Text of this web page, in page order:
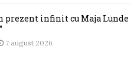
prezent infinit cu Maja Lunde
7 august 2026